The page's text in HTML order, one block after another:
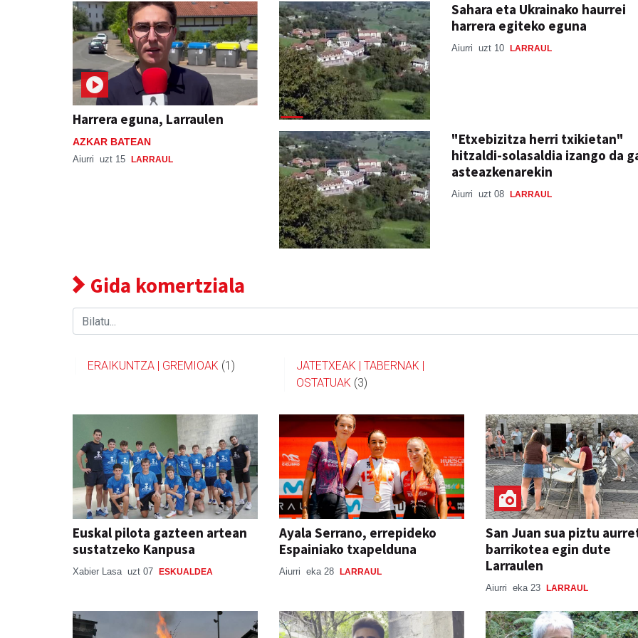
Harrera eguna, Larraulen
AZKAR BATEAN
Aiurri uzt 15 LARRAUL
Sahara eta Ukrainako haurrei
harrera egiteko eguna
Aiurri uzt 10 LARRAUL
"Etxebizitza herri txikietan"
hitzaldi-solasaldia izango da
asteazkenarekin
Aiurri uzt 08 LARRAUL
Gida komertziala
ERAIKUNTZA | GREMIOAK (1)
JATETXEAK | TABERNAK |
OSTATUAK (3)
Euskal pilota gazteen artean
sustatzeko Kanpusa
Xabier Lasa uzt 07 ESKUALDEA
Ayala Serrano, errepideko
Espainiako txapelduna
Aiurri eka 28 LARRAUL
San Juan sua piztu
barrikotea egin dute
Larraulen
Aiurri eka 23 LARRAUL